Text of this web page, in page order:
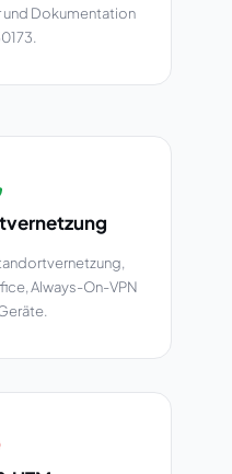
Dokumentation
Always-On-VPN